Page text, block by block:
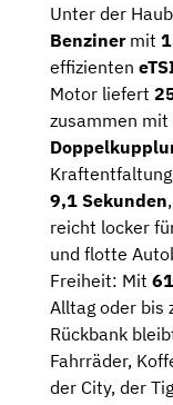
Unter der
Benzinermit
effizienten
Motor liefert
zusammen mit
9,1 Sekunden
reicht locker
und flotte
Freiheit: Mit
Alltag oder bis
Rückbank
Fahrräder,
der City, der